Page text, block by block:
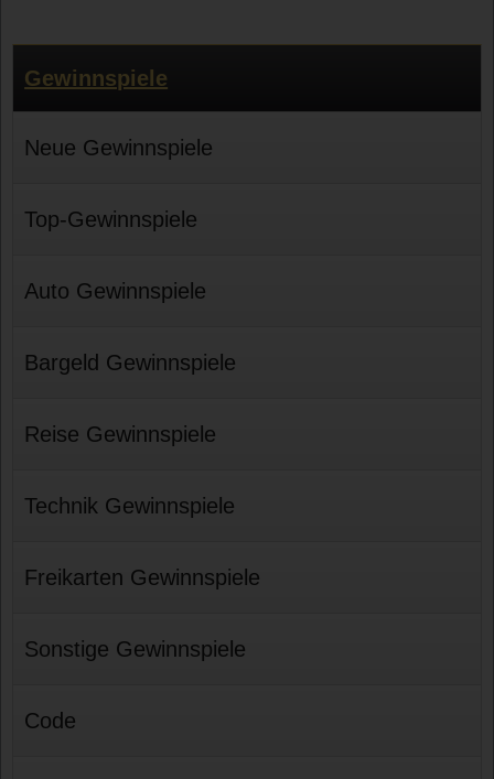
Gewinnspiele
Neue Gewinnspiele
Top-Gewinnspiele
Auto Gewinnspiele
Bargeld Gewinnspiele
Reise Gewinnspiele
Technik Gewinnspiele
Freikarten Gewinnspiele
Sonstige Gewinnspiele
Code